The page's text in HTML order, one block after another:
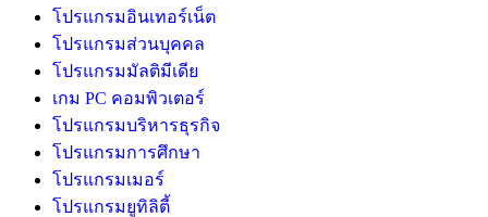
โปรแกรมอินเทอร์เน็ต
โปรแกรมส่วนบุคคล
โปรแกรมมัลติมีเดีย
เกม PC คอมพิวเตอร์
โปรแกรมบริหารธุรกิจ
โปรแกรมการศึกษา
โปรแกรมเมอร์
โปรแกรมยูทิลิตี้